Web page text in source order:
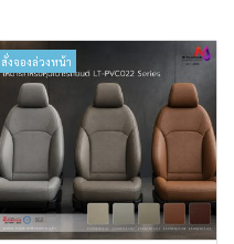
สั่งจองล่วงหน้า